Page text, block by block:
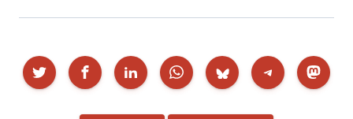
Partekatu